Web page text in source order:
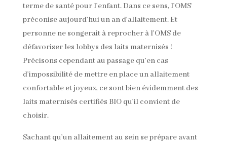
terme de santé pour l’enfant. Dans ce sens, l’OMS
préconise aujourd’hui un an d’allaitement. Et
personne ne songerait à reprocher à l’OMS de
défavoriser les lobbys des laits maternisés !
Précisons cependant au passage qu’en cas
d’impossibilité de mettre en place un allaitement
confortable et joyeux, ce sont bien évidemment des
laits maternisés certifiés BIO qu’il convient de
choisir.
Sachant qu’un allaitement au sein se prépare avant